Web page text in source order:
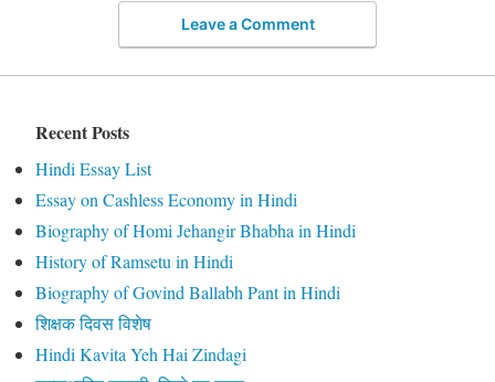
Leave a Comment
Recent Posts
Hindi Essay List
Essay on Cashless Economy in Hindi
Biography of Homi Jehangir Bhabha in Hindi
History of Ramsetu in Hindi
Biography of Govind Ballabh Pant in Hindi
शिक्षक दिवस विशेष
Hindi Kavita Yeh Hai Zindagi